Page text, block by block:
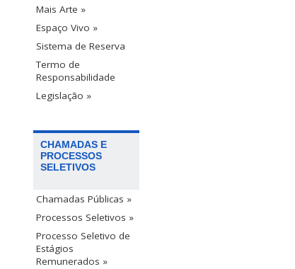
Mais Arte »
Espaço Vivo »
Sistema de Reserva
Termo de
Responsabilidade
Legislação »
CHAMADAS E
PROCESSOS
SELETIVOS
Chamadas Públicas »
Processos Seletivos »
Processo Seletivo de
Estágios
Remunerados »